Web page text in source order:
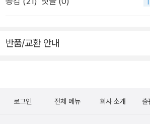
음과 나쁨, '그리고 이와 같은 종류의 것들
장한다. 이렇듯, 두 가지 접근 관점으로부터
이후 사상가들은 초월자들
아는 서술된다. 그 서술은 언제나 거짓되
애와 관련된 사건 등을 시각적으로 기록한
선양하며 나아가 집안의 우수성을 알리고
높은 관직, 가문의 번성 등 크게 세 가지로
들에게 요구했던 유교적 가치를 사가기록
'거기-있음'이란 '존재가 드러나고 밝혀지는
극장 1> , p366 죽음과도 같은 극단적인 불
'존재'를 인식하는 '현-존재'. 현-존재가 던
적인 질문은 동시에 자기자신에게 묻는 것
재는 현-존재의 내부와 외부의 다른 존재자
기다리며]의 두 사람처럼 시공간이 해체된
최근에 발견된 그의 기록물에 의하면 단순
력했던 자가 아니라 확신범이었음이 드러
어떻게 들여다볼 수 있을지 아직 정리되지
여다볼 거라고 책 미리 사놓지 말고 이렇
반품/교환 안내
로그인 전체 메뉴 회사 소개 출